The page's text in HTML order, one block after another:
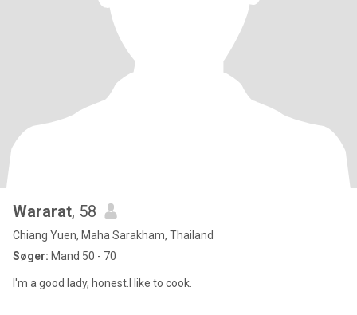
Wararat, 58
Chiang Yuen, Maha Sarakham, Thailand
Søger: Mand 50 - 70
I'm a good lady, honest.I like to cook.